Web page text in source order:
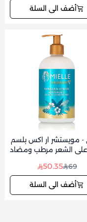
أضف الى السلة
- مويستشر ار اكس بلسم
على الشعر مرطب ومضاد
355مل69
50.35
أضف الى السلة